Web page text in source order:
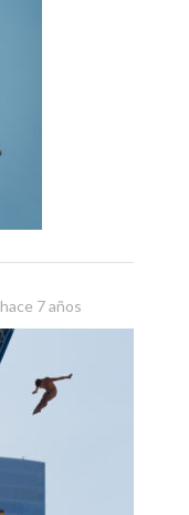
hace 7 años